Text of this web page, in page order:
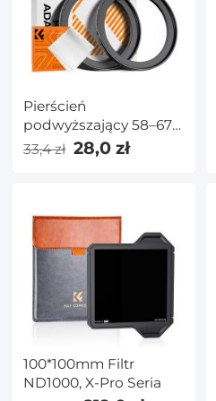
Pierścień
podwyższający 58–67
mm Aluminiowy
pierścień
ściereczką do
czyszczenia
33,4 zł 28,0 zł
100*100mm Filtr
ND1000, X-Pro Seria